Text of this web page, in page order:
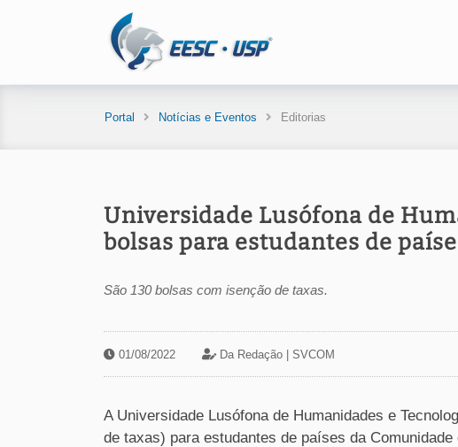
Portal Notícias e Eventos Editorias
Universidade Lusófona de
bolsas para estudantes de
São 130 bolsas com isenção de taxas.
01/08/2022 Da Redação | SVCOM
A Universidade Lusófona de Humanidades e
de taxas) para estudantes de países da